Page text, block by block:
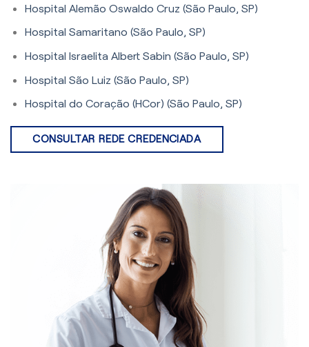
Hospital Alemão Oswaldo Cruz (São Paulo, SP)
Hospital Samaritano (São Paulo, SP)
Hospital Israelita Albert Sabin (São Paulo, SP)
Hospital São Luiz (São Paulo, SP)
Hospital do Coração (HCor) (São Paulo, SP)
CONSULTAR REDE CREDENCIADA